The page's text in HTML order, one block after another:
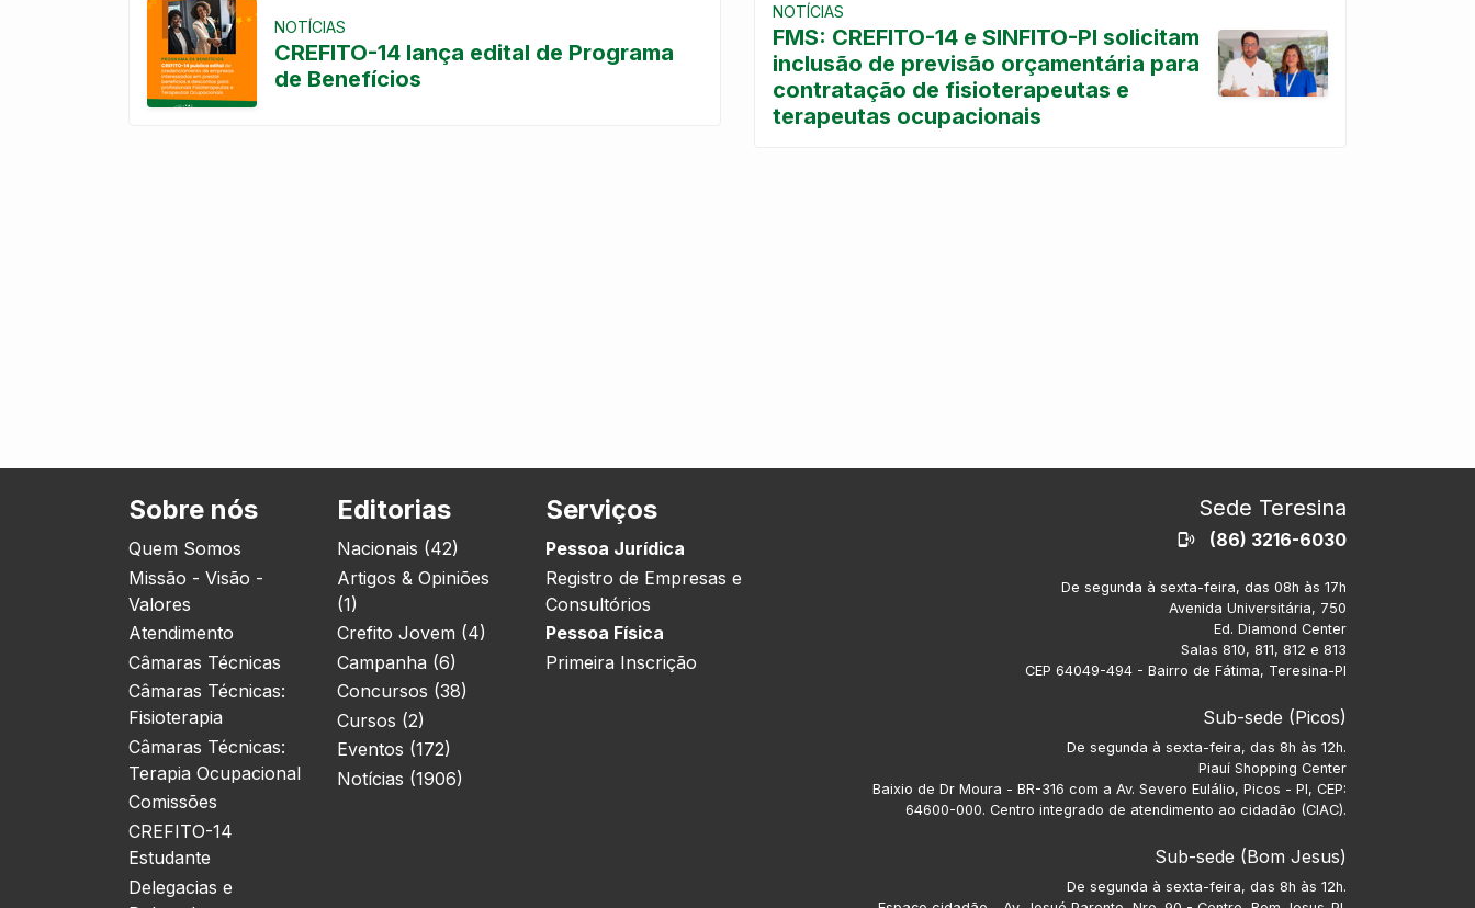
NOTÍCIAS
CREFITO-14 lança edital de Programa
de Benefícios
NOTÍCIAS
FMS: CREFITO-14 e SINFITO-PI solicitam
inclusão de previsão orçamentária para
contratação de fisioterapeutas e
terapeutas ocupacionais
Sobre nós
Quem Somos
Missão - Visão -
Valores
Atendimento
Câmaras Técnicas
Câmaras Técnicas:
Fisioterapia
Câmaras Técnicas:
Terapia Ocupacional
Comissões
CREFITO-14
Estudante
Delegacias e
Editorias
Nacionais (42)
Artigos & Opiniões
(1)
Crefito Jovem (4)
Campanha (6)
Concursos (38)
Cursos (2)
Eventos (172)
Notícias (1906)
Serviços
Pessoa Jurídica
Registro de Empresas e
Consultórios
Pessoa Física
Primeira Inscrição
Sede Teresina
(86) 3216-6030
De segunda à sexta-feira, das 08h às 17h
Avenida Universitária, 750
Ed. Diamond Center
Salas 810, 811, 812 e 813
CEP 64049-494 - Bairro de Fátima, Teresina-PI
Sub-sede (Picos)
De segunda à sexta-feira, das 8h às 12h.
Piauí Shopping Center
Baixio de Dr Moura - BR-316 com a Av. Severo Eulálio, Picos - PI, CEP:
64600-000. Centro integrado de atendimento ao cidadão (CIAC).
Sub-sede (Bom Jesus)
De segunda à sexta-feira, das 8h às 12h.